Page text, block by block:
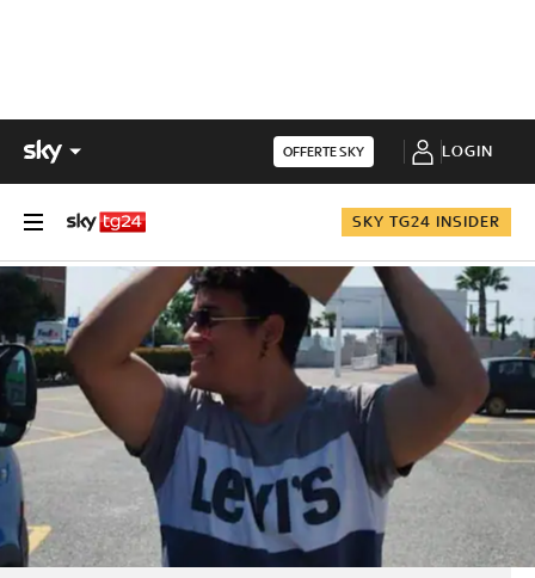
OFFERTE SKY LOGIN
SKY TG24 INSIDER